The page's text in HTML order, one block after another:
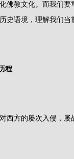
佛教文化。而我们要
史语境，理解我们当
程
西方的屡次入侵，屡